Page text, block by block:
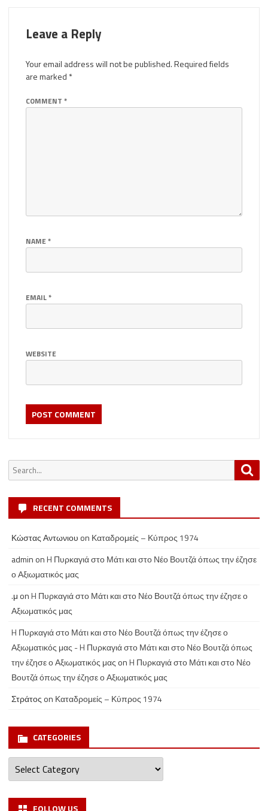
Leave a Reply
Your email address will not be published.Required fields
are marked *
COMMENT *
NAME*
EMAIL*
WEBSITE
Search
for:
RECENT COMMENTS
Κώστας Αντωνιου on Καταδρομείς – Κύπρος 1974
admin onH Πυρκαγιά στο Μάτι και στο Νέο Βουτζά όπως την έζησε
ο Αξιωματικός μας
.μ onH Πυρκαγιά στο Μάτι και στο Νέο Βουτζά όπως την έζησε ο
Αξιωματικός μας
H Πυρκαγιά στο Μάτι και στο Νέο Βουτζά όπως την έζησε ο
Αξιωματικός μας - H Πυρκαγιά στο Μάτι και στο Νέο Βουτζά όπως
την έζησε ο Αξιωματικός μας onH Πυρκαγιά στο Μάτι και στο Νέο
Βουτζά όπως την έζησε ο Αξιωματικός μας
Στράτος on Καταδρομείς – Κύπρος 1974
CATEGORIES
Categories
FOLLOW US